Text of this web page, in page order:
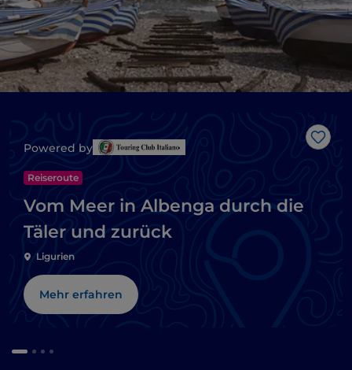
Like
Powered by
Reiseroute
Vom Meer in Albenga durch die
Täler und zurück
Ligurien
Mehr erfahren